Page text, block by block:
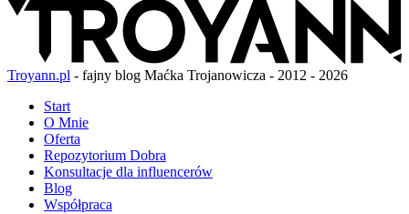
Troyann.pl - fajny blog Maćka Trojanowicza - 2012 - 2026
Start
O Mnie
Oferta
Repozytorium Dobra
Konsultacje dla influencerów
Blog
Współpraca